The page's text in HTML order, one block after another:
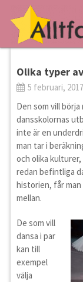
Olika typer
5 februari, 2017
Den som vill
dansskolornas
inte är en
man tar i
och olika
redan befintliga
historien, får
mellan.
De som vill
dansa i par
kan till
exempel
välja